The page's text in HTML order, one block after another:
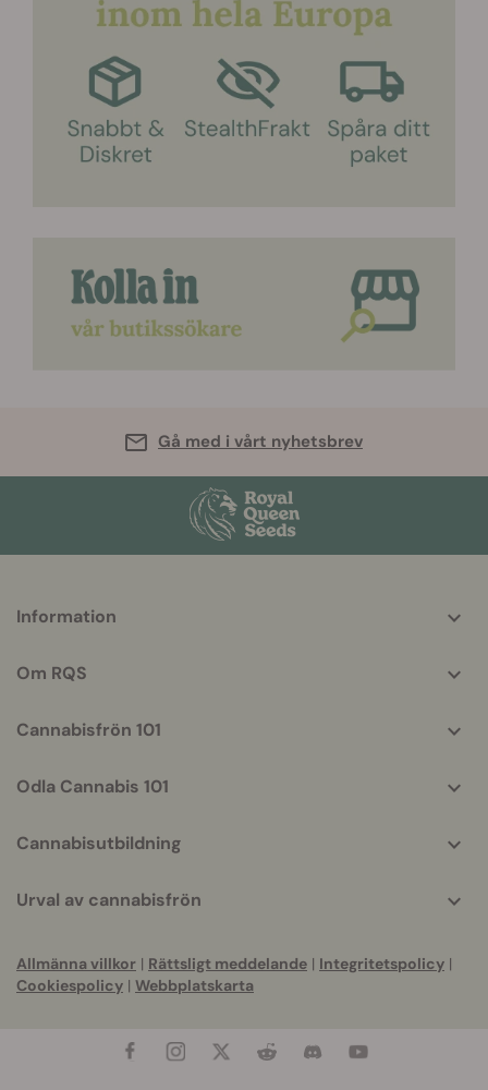
Gå med i vårt nyhetsbrev
helpful
Information
Om RQS
Cannabisfrön 101
Odla Cannabis 101
Cannabisutbildning
Urval av cannabisfrön
Allmänna villkor | Rättsligt meddelande | Integritetspolicy |
Cookiespolicy | Webbplatskarta